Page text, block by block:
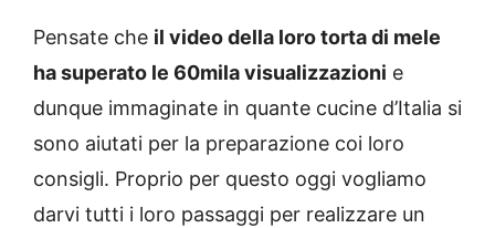
Pensate che il video della loro torta di mele
ha superato le 60mila visualizzazioni e
dunque immaginate in quante cucine d’Italia si
sono aiutati per la preparazione coi loro
consigli. Proprio per questo oggi vogliamo
darvi tutti i loro passaggi per realizzare un